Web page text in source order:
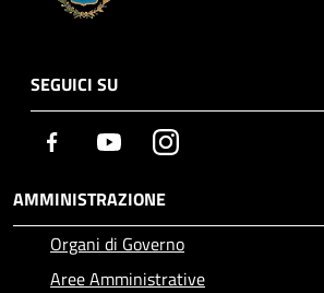
SEGUICI SU
Facebook YoutubeInstagram
AMMINISTRAZIONE
Organi di Governo
Aree Amministrative